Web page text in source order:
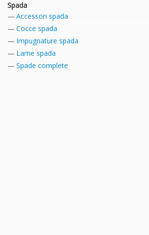
Spada
Accessori spada
Cocce spada
Impugnature spada
Lame spada
Spade complete